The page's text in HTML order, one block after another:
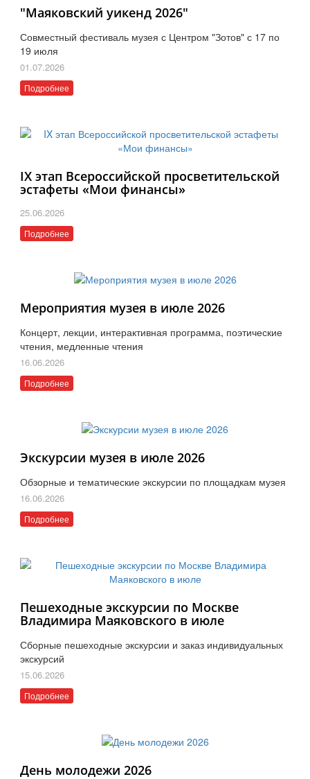
"Маяковский уикенд 2026"
Совместный фестиваль музея с Центром "Зотов" с 17 по
19 июля
01.07.2026
Подробнее
IX этап Всероссийской просветительской
эстафеты «Мои финансы»
25.06.2026
Подробнее
Мероприятия музея в июле 2026
Концерт, лекции, интерактивная программа, поэтические
чтения, медленные чтения
16.06.2026
Подробнее
Экскурсии музея в июле 2026
Обзорные и тематические экскурсии по площадкам музея
16.06.2026
Подробнее
Пешеходные экскурсии по Москве
Владимира Маяковского в июле
Сборные пешеходные экскурсии и заказ индивидуальных
экскурсий
15.06.2026
Подробнее
День молодежи 2026